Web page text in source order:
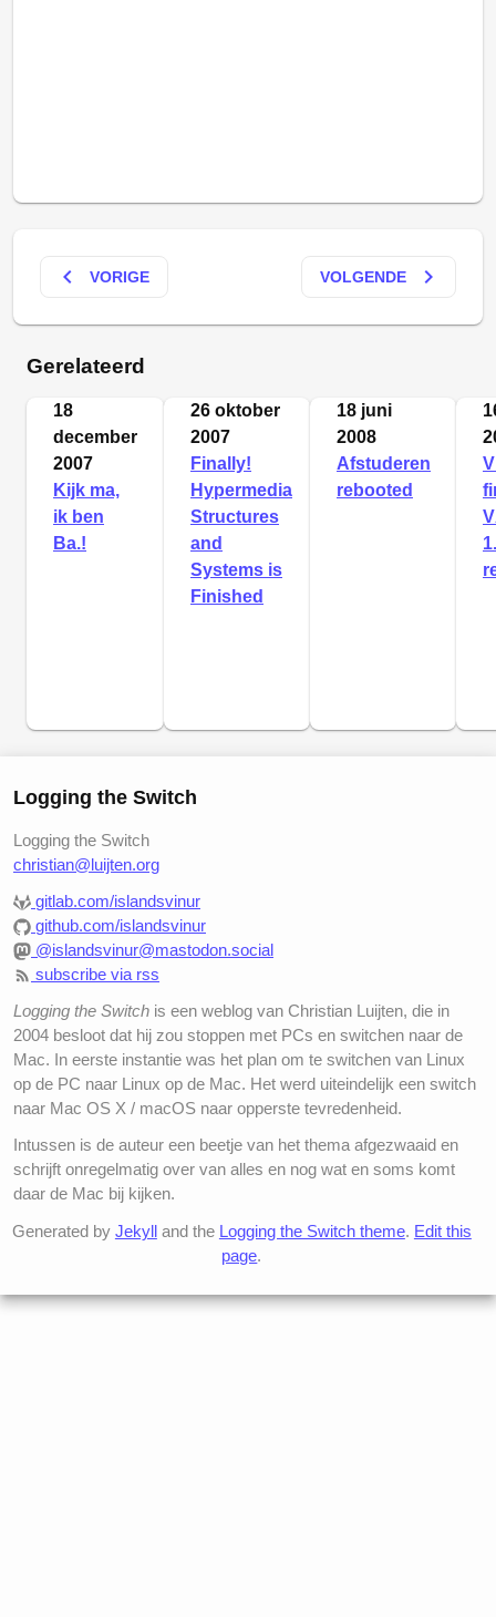
keyboard_arrow_left VORIGE VOLGENDE keyboard_arrow_right
Gerelateerd
18
december
2007
Kijk ma,
ik ben
Ba.!
26 oktober
2007
Finally!
Hypermedia
Structures
and
Systems is
Finished
18 juni
2008
Afstuderen
rebooted
Logging the Switch
Logging the Switch
christian@luijten.org
gitlab.com/islandsvinur
github.com/islandsvinur
@islandsvinur@mastodon.social
subscribe via rss
Logging the Switch is een weblog van Christian Luijten, die in
2004 besloot dat hij zou stoppen met PCs en switchen naar de
Mac. In eerste instantie was het plan om te switchen van Linux
op de PC naar Linux op de Mac. Het werd uiteindelijk een switch
naar Mac OS X / macOS naar opperste tevredenheid.
Intussen is de auteur een beetje van het thema afgezwaaid en
schrijft onregelmatig over van alles en nog wat en soms komt
daar de Mac bij kijken.
Generated by Jekylland the Logging the Switch theme. Edit this
page.